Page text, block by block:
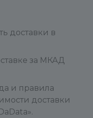
доставки в
за МКАД
и правила
доставки